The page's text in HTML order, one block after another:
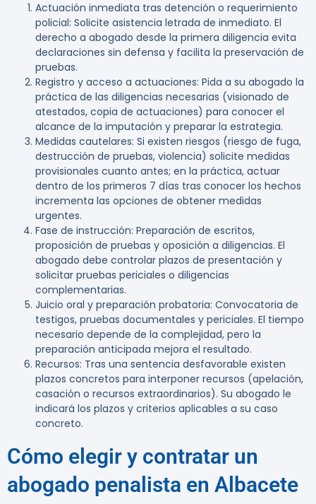
Actuación inmediata tras detención o requerimiento
policial: Solicite asistencia letrada de inmediato. El
derecho a abogado desde la primera diligencia evita
declaraciones sin defensa y facilita la preservación de
pruebas.
Registro y acceso a actuaciones: Pida a su abogado la
práctica de las diligencias necesarias (visionado de
atestados, copia de actuaciones) para conocer el
alcance de la imputación y preparar la estrategia.
Medidas cautelares: Si existen riesgos (riesgo de fuga,
destrucción de pruebas, violencia) solicite medidas
provisionales cuanto antes; en la práctica, actuar
dentro de los primeros 7 días tras conocer los hechos
incrementa las opciones de obtener medidas
urgentes.
Fase de instrucción: Preparación de escritos,
proposición de pruebas y oposición a diligencias. El
abogado debe controlar plazos de presentación y
solicitar pruebas periciales o diligencias
complementarias.
Juicio oral y preparación probatoria: Convocatoria de
testigos, pruebas documentales y periciales. El tiempo
necesario depende de la complejidad, pero la
preparación anticipada mejora el resultado.
Recursos: Tras una sentencia desfavorable existen
plazos concretos para interponer recursos (apelación,
casación o recursos extraordinarios). Su abogado le
indicará los plazos y criterios aplicables a su caso
concreto.
Cómo elegir y contratar un
abogado penalista en Albacete